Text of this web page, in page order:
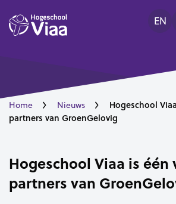
EN
Home Nieuws
Hogeschool
partners van GroenGelovig
Hogeschool Viaa is één
partners van